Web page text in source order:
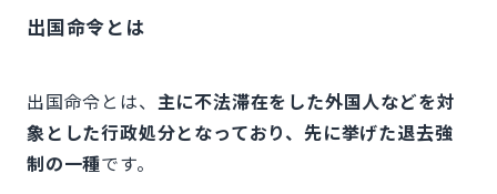
出国命令とは
出国命令とは、 主に不法滞在をした外国人などを対
象とした行政処分となっており、先に挙げた退去強
制の一種です。